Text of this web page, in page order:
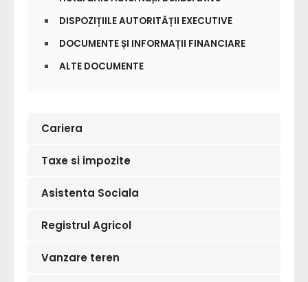
DISPOZIȚIILE AUTORITĂȚII EXECUTIVE
DOCUMENTE ȘI INFORMAȚII FINANCIARE
ALTE DOCUMENTE
Cariera
Taxe si impozite
Asistenta Sociala
Registrul Agricol
Vanzare teren